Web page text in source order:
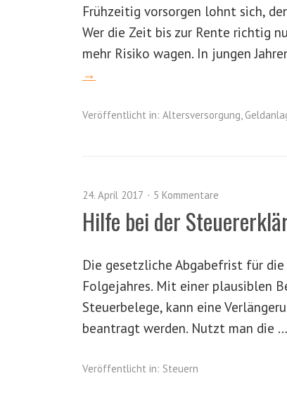
Frühzeitig vorsorgen lohnt sich,
Wer die Zeit bis zur Rente richtig
mehr Risiko wagen. In jungen
→
Veröffentlicht in: Altersversorgung,
24. April 2017 5 Kommentare
Hilfe bei der
Die gesetzliche Abgabefrist für
Folgejahres. Mit einer plausiblen
Steuerbelege, kann eine
beantragt werden. Nutzt man die …
Veröffentlicht in: Steuern